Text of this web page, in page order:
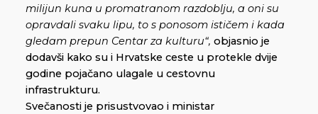
milijun kuna u promatranom razdoblju, a oni su
opravdali svaku lipu, to s ponosom ističem i kada
gledam prepun Centar za kulturu“, objasnio je
dodavši kako su i Hrvatske ceste u protekle dvije
godine pojačano ulagale u cestovnu
infrastrukturu.
Svečanosti je prisustvovao i ministar